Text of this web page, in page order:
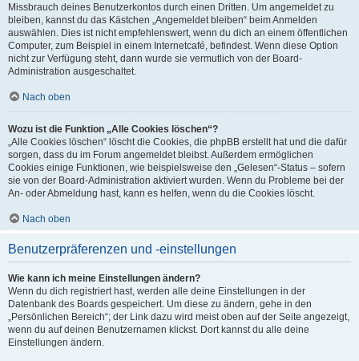
Missbrauch deines Benutzerkontos durch einen Dritten. Um angemeldet zu
bleiben, kannst du das Kästchen „Angemeldet bleiben“ beim Anmelden
auswählen. Dies ist nicht empfehlenswert, wenn du dich an einem öffentlichen
Computer, zum Beispiel in einem Internetcafé, befindest. Wenn diese Option
nicht zur Verfügung steht, dann wurde sie vermutlich von der Board-
Administration ausgeschaltet.
Nach oben
Wozu ist die Funktion „Alle Cookies löschen“?
„Alle Cookies löschen“ löscht die Cookies, die phpBB erstellt hat und die dafür
sorgen, dass du im Forum angemeldet bleibst. Außerdem ermöglichen
Cookies einige Funktionen, wie beispielsweise den „Gelesen“-Status – sofern
sie von der Board-Administration aktiviert wurden. Wenn du Probleme bei der
An- oder Abmeldung hast, kann es helfen, wenn du die Cookies löscht.
Nach oben
Benutzerpräferenzen und -einstellungen
Wie kann ich meine Einstellungen ändern?
Wenn du dich registriert hast, werden alle deine Einstellungen in der
Datenbank des Boards gespeichert. Um diese zu ändern, gehe in den
„Persönlichen Bereich“; der Link dazu wird meist oben auf der Seite angezeigt,
wenn du auf deinen Benutzernamen klickst. Dort kannst du alle deine
Einstellungen ändern.